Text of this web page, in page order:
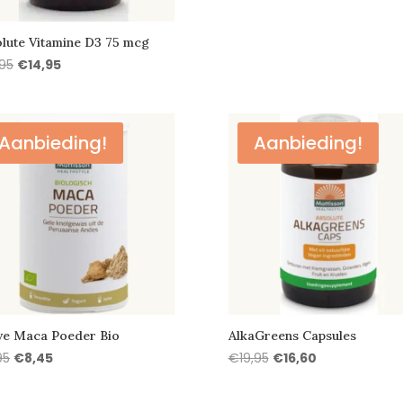
Vitamine D3 75 mcg
Oorspronkelijke
€19,95.
€14,95Huidige
€14,95.
Aanbieding!
Maca Poeder Bio
Oorspronkelijke
€8,45Huidige
Aanbieding!
AlkaGreens Capsules
€19,95 Oorspronkelijke
€16,60Huidige